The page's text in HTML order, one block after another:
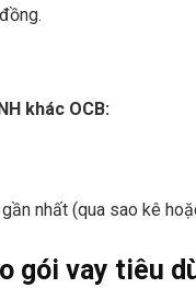
khác OCB:
nhất (qua sao kê
gói vay tiêu